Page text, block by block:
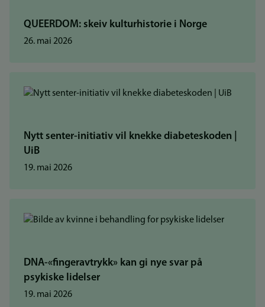
QUEERDOM: skeiv kulturhistorie i Norge
26. mai 2026
Nytt senter-initiativ vil knekke diabeteskoden |
UiB
19. mai 2026
DNA-«fingeravtrykk» kan gi nye svar på
psykiske lidelser
19. mai 2026